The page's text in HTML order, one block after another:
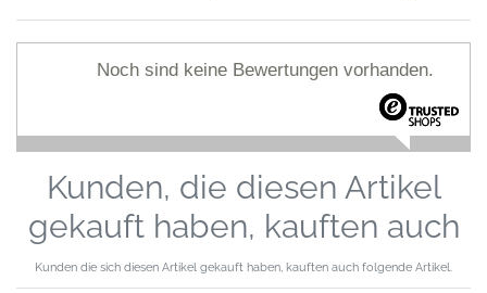
Noch sind keine Bewertungen vorhanden.
Kunden, die diesen Artikel
gekauft haben, kauften auch
Kunden die sich diesen Artikel gekauft haben, kauften auch folgende Artikel.